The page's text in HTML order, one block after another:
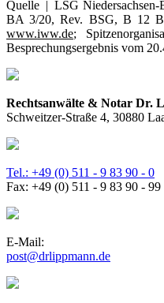
Quelle | LSG
BA 3/20, Rev. BSG, B 12
www.iww.de;
Besprechungsergebnis vom
Rechtsanwälte & Notar Dr.
Schweitzer-Straße 4, 30880
Tel.: +49 (0) 511 - 9 83 90 - 0
Fax: +49 (0) 511 - 9 83 90 - 99
E-Mail:
post@drlippmann.de